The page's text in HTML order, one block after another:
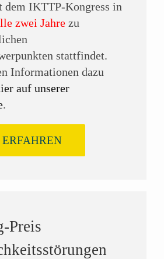
dem IKTTP-Kongress in
zwei Jahre zu
stattfindet.
Informationen dazu
auf unserer
.
Preis